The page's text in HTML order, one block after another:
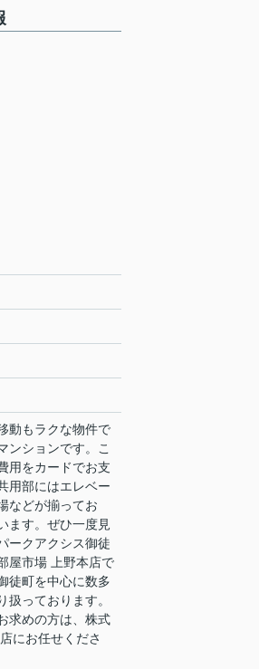
動もラクな物件で
ンションです。こ
用をカードでお支
用部にはエレベー
などが揃ってお
ます。ぜひ一度見
ークアクシス御徒
屋市場 上野本店で
徒町を中心に数多
扱っております。
求めの方は、株式
にお任せくださ